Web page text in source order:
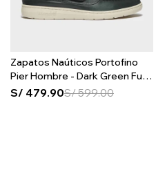
Zapatos Naúticos Portofino
Pier Hombre - Dark Green Full
Grain
S/ 479.90S/599.00